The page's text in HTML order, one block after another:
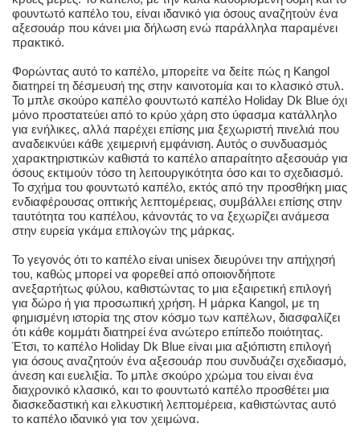
φουντωτό καπέλο του, είναι ιδανικό για όσους αναζητούν ένα
αξεσουάρ που κάνει μια δήλωση ενώ παράλληλα παραμένει
πρακτικό.
Φορώντας αυτό το καπέλο, μπορείτε να δείτε πώς η Kangol
διατηρεί τη δέσμευσή της στην καινοτομία και το κλασικό στυλ.
Το μπλε σκούρο καπέλο φουντωτό καπέλο Holiday Dk Blue όχι
μόνο προστατεύει από το κρύο χάρη στο ύφασμα κατάλληλο
για ενήλικες, αλλά παρέχει επίσης μια ξεχωριστή πινελιά που
αναδεικνύει κάθε χειμερινή εμφάνιση. Αυτός ο συνδυασμός
χαρακτηριστικών καθιστά το καπέλο απαραίτητο αξεσουάρ για
όσους εκτιμούν τόσο τη λειτουργικότητα όσο και το σχεδιασμό.
Το σχήμα του φουντωτό καπέλο, εκτός από την προσθήκη μιας
ενδιαφέρουσας οπτικής λεπτομέρειας, συμβάλλει επίσης στην
ταυτότητα του καπέλου, κάνοντάς το να ξεχωρίζει ανάμεσα
στην ευρεία γκάμα επιλογών της μάρκας.
Το γεγονός ότι το καπέλο είναι unisex διευρύνει την απήχησή
του, καθώς μπορεί να φορεθεί από οποιονδήποτε
ανεξαρτήτως φύλου, καθιστώντας το μια εξαιρετική επιλογή
για δώρο ή για προσωπική χρήση. Η μάρκα Kangol, με τη
φημισμένη ιστορία της στον κόσμο των καπέλων, διασφαλίζει
ότι κάθε κομμάτι διατηρεί ένα ανώτερο επίπεδο ποιότητας.
Έτσι, το καπέλο Holiday Dk Blue είναι μια αξιόπιστη επιλογή
για όσους αναζητούν ένα αξεσουάρ που συνδυάζει σχεδιασμό,
άνεση και ευελιξία. Το μπλε σκούρο χρώμα του είναι ένα
διαχρονικό κλασικό, και το φουντωτό καπέλο προσθέτει μια
διασκεδαστική και ελκυστική λεπτομέρεια, καθιστώντας αυτό
το καπέλο ιδανικό για τον χειμώνα.